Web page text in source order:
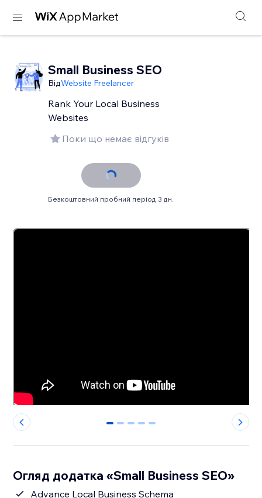
Small Business SEO
ВідWebsite Freelancer
Rank Your Local Business
Websites
Поки що немає відгуків
Безкоштовний пробний період 3 дн.
0 1 2 3 4
Огляд додатка «Small Business SEO»
Advance Local Business Schema